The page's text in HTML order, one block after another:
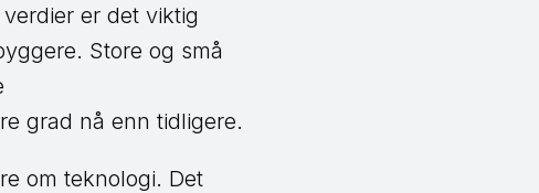
er det viktig
Store og små
grad nå enn tidligere.
om teknologi. Det